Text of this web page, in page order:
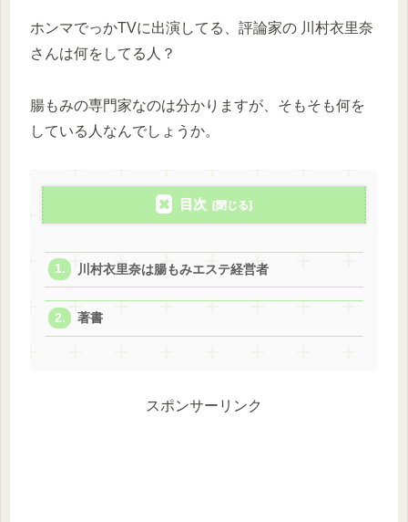
ホンマでっかTVに出演してる、評論家の 川村衣里奈
さんは何をしてる人？
腸もみの専門家なのは分かりますが、そもそも何を
している人なんでしょうか。
目次
川村衣里奈は腸もみエステ経営者
著書
スポンサーリンク